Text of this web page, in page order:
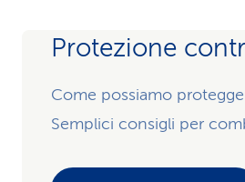
Protezione
Come possiamo
Semplici consigli per